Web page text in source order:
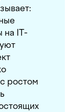
на IT-
ростом